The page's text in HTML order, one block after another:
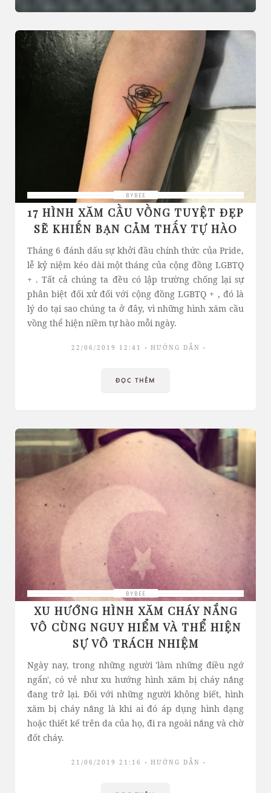
BYBEE
17 HÌNH XĂM CẦU VỒNG TUYỆT ĐẸP
SẼ KHIẾN BẠN CẢM THẤY TỰ HÀO
Tháng 6 đánh dấu sự khởi đầu chính thức của Pride,
lễ kỷ niệm kéo dài một tháng của cộng đồng LGBTQ
+ . Tất cả chúng ta đều có lập trường chống lại sự
phân biệt đối xử đối với cộng đồng LGBTQ + , đó là
lý do tại sao chúng ta ở đây, vì những hình xăm cầu
vồng thể hiện niềm tự hào mỗi ngày.
22/06/2019 12:41 HƯỚNG DẪN
ĐỌC THÊM
BYBEE
XU HƯỚNG HÌNH XĂM CHÁY NẮNG
VÔ CÙNG NGUY HIỂM VÀ THỂ HIỆN
SỰ VÔ TRÁCH NHIỆM
Ngày nay, trong những người 'làm những điều ngớ
ngẩn', có vẻ như xu hướng hình xăm bị cháy nắng
đang trở lại. Đối với những người không biết, hình
xăm bị cháy nắng là khi ai đó áp dụng hình dạng
hoặc thiết kế trên da của họ, đi ra ngoài nắng và chờ
đốt cháy.
21/06/2019 21:16 HƯỚNG DẪN